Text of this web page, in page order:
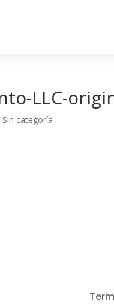
LLC-
categoría